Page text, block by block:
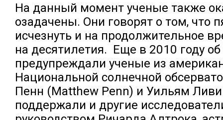
На данный момент ученые также
озадачены. Они говорят о том, что
исчезнуть и на продолжительное
на десятилетия. Еще в 2010 году
предупреждали ученые из
Национальной солнечной
Пенн (Matthew Penn) и Уильям
поддержали и другие